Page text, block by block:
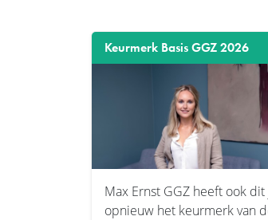
Keurmerk Basis GGZ 2026
Max Ernst GGZ heeft ook dit
opnieuw het keurmerk van